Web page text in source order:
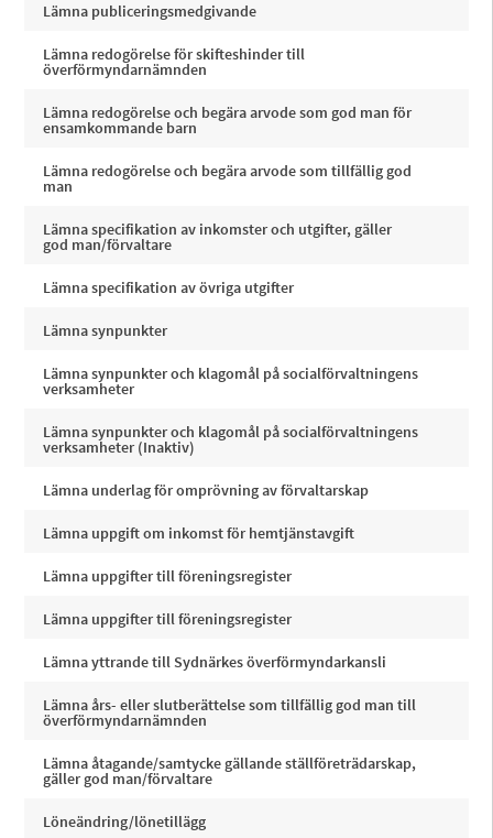
Lämna publiceringsmedgivande
Lämna redogörelse för skifteshinder till
överförmyndarnämnden
Lämna redogörelse och begära arvode som god man för
ensamkommande barn
Lämna redogörelse och begära arvode som tillfällig god
man
Lämna specifikation av inkomster och utgifter, gäller
god man/förvaltare
Lämna specifikation av övriga utgifter
Lämna synpunkter
Lämna synpunkter och klagomål på socialförvaltningens
verksamheter
Lämna synpunkter och klagomål på socialförvaltningens
verksamheter (Inaktiv)
Lämna underlag för omprövning av förvaltarskap
Lämna uppgift om inkomst för hemtjänstavgift
Lämna uppgifter till föreningsregister
Lämna uppgifter till föreningsregister
Lämna yttrande till Sydnärkes överförmyndarkansli
Lämna års- eller slutberättelse som tillfällig god man till
överförmyndarnämnden
Lämna åtagande/samtycke gällande ställföreträdarskap,
gäller god man/förvaltare
Löneändring/lönetillägg